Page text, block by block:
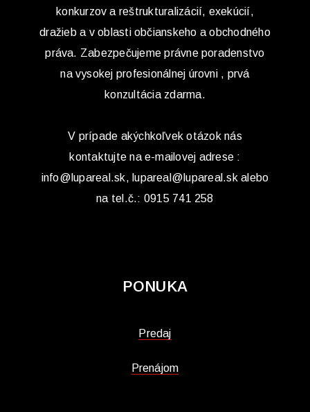
konkurzov a reštrukturalizácií, exekúcií,
dražieb a v oblasti občianskeho a obchodného
práva. Zabezpečujeme právne poradenstvo
na vysokej profesionálnej úrovni , prvá
konzultácia zdarma.
V prípade akýchkoľvek otázok nás
kontaktujte na e-mailovej adrese :
info@lupareal.sk, lupareal@lupareal.sk alebo
na tel.č.: 0915 741 258
PONUKA
Predaj
Prenájom